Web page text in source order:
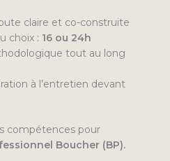
claire et co-construite
choix : 16 ou 24h
tout au long
à l’entretien devant
compétences pour
Boucher (BP).